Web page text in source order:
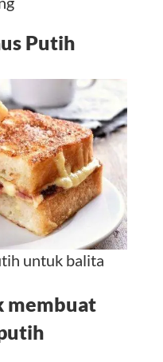
Putih
untuk balita
membuat